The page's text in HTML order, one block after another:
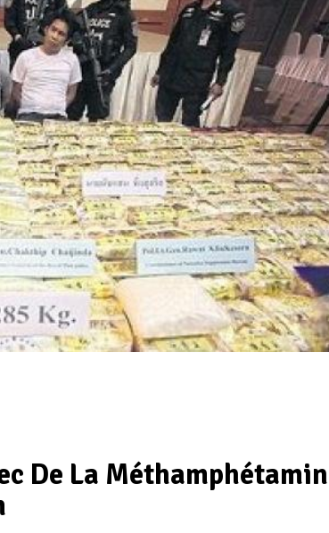
des bateaux vers Koh Phi Phi et des excursions en
‘Seven Days of Danger’ de Songkran
De La